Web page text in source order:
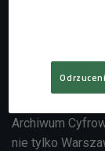
Jak zaznacza
masa, a dostęp
Archiwum
nie tylko